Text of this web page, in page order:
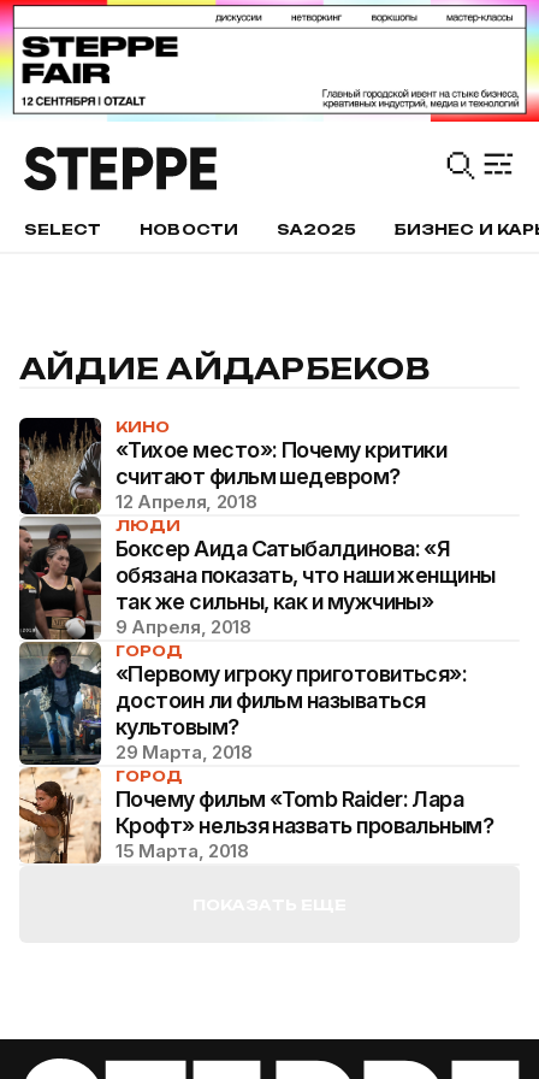
SELECT НОВОСТИ SA2025 БИЗНЕС И
АЙДИЕ АЙДАРБЕКОВ
КИНО
«Тихое место»: Почему критики
считают фильм шедевром?
12 Апреля, 2018
ЛЮДИ
Боксер Аида Сатыбалдинова: «Я
обязана показать, что наши женщины
так же сильны, как и мужчины»
9 Апреля, 2018
ГОРОД
«Первому игроку приготовиться»:
достоин ли фильм называться
культовым?
29 Марта, 2018
ГОРОД
Почему фильм «Tomb Raider: Лара
Крофт» нельзя назвать провальным?
15 Марта, 2018